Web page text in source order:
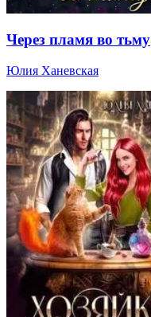
Через пламя во тьму
Юлия Ханевская